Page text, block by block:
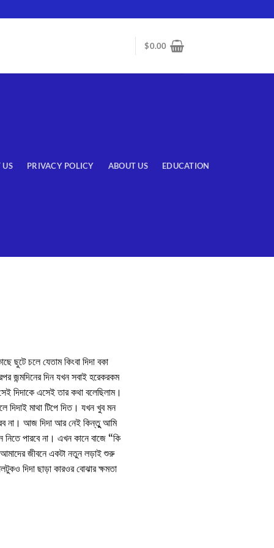
$0.00
US PRIVACY POLICY ABOUT US EDUCATION
ছুটে চলে যেতাম কিংবা দিদা বকা
জন্মদিনের দিন যখন সবাই হরেকরকম
দিদাকে এসেই তার কথা বলেছিলাম।
দিদাই মাথা টিপে দিত। যখন খুব মন
না। আজ দিদা আর নেই কিন্তুু আমি
পারবে না। এখন কানে বাজে “কি
আমাদের জীবনে একটা নতুন লড়াই শুরু
দিদা ছাড়া কারওর বোঝার ক্ষমতা